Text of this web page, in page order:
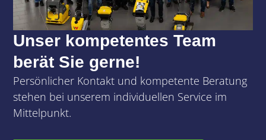
Unser kompetentes Team
berät Sie gerne!
Persönlicher Kontakt und kompetente Beratung
stehen bei unserem individuellen Service im
Mittelpunkt.